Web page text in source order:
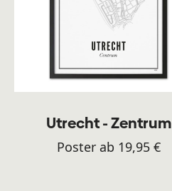
Utrecht - Zentrum
Poster ab 19,95 €